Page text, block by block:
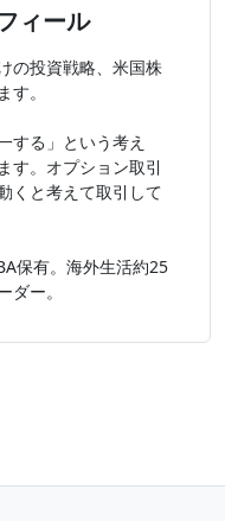
ィール
の投資戦略、米国株
。
する」という考え
す。オプション取引
くと考えて取引して
保有。海外生活約25
ー。